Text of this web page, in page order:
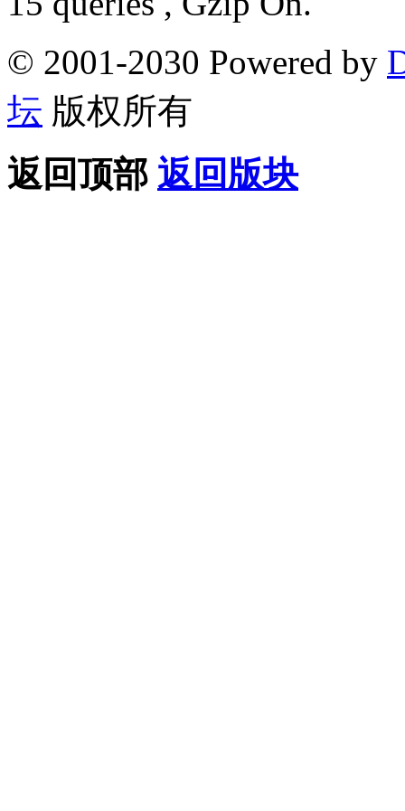
© 2001-2030 Powered by
坛 版权所有
返回顶部 返回版块